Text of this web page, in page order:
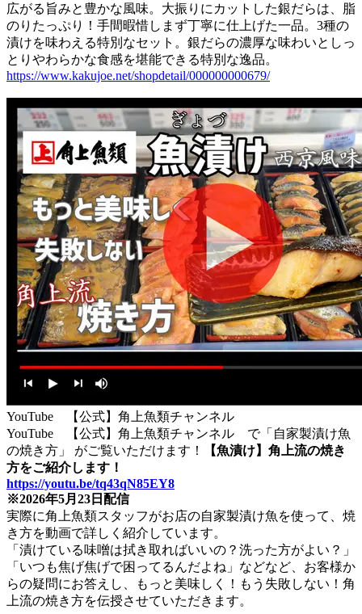
広がる旨みと豊かな風味。大振りにカットした銀だらは、脂
のりたっぷり！手間暇惜しまず丁寧に仕上げた一品。3種の
漬けを味わえる特別なセット。銀だらの濃厚な味わいとしっ
とりやわらかな食感を堪能できる特別な逸品。
https://www.kakujoe.net/shopdetail/000000000679/
YouTube 【公式】角上魚類チャンネル
YouTube 【公式】角上魚類チャンネル で「自家製漬け魚
の焼き方」 がご覧いただけます！
【魚漬け】角上流の焼き
方をご紹介します！
https://youtu.be/tq43qN85EY8
※2026年5月23日配信
実際に角上魚類スタッフがお店の自家製漬け魚を使って、焼
き方を動画で詳しく紹介しています。
「漬けている味噌は拭き取ればいいの？洗った方がよい？」
「いつも焦げ焦げで困ってるんだよね」などなど、お客様か
らの疑問にお答えし、もっと美味しく！もう失敗しない！角
上流の焼き方を伝授させていただきます。